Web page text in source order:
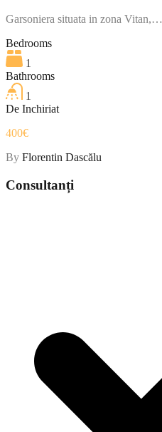
Garsoniera situata in zona Vitan,…
Bedrooms
1
Bathrooms
1
De Inchiriat
400€
By Florentin Dascălu
Consultanți